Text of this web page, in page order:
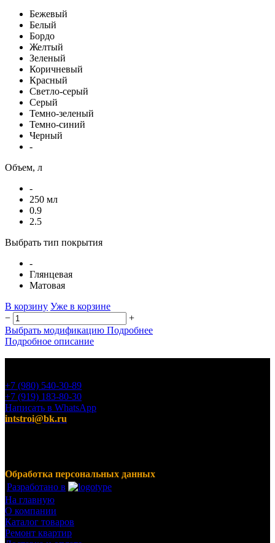
Бежевый
Белый
Бордо
Желтый
Зеленый
Коричневый
Красный
Светло-серый
Серый
Темно-зеленый
Темно-синий
Черный
-
Объем, л
-
250 мл
0.9
2.5
Выбрать тип покрытия
-
Глянцевая
Матовая
В корзину Уже в корзине
−
+
Выбрать модификацию Подробнее
Подробное описание
+7 (980) 540-30-89
+7 (919) 183-80-30
Написать в WhatsApp
intstroi@bk.ru
Обработка персональных данных
Разработано в
На главную
О компании
Каталог товаров
Ремонт квартир